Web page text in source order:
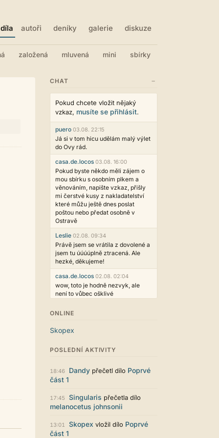
díla autoři deníky galerie diskuze
založená mluvená mini sbírky
CHAT −
Pokud chcete vložit nějaký
vzkaz, musíte se přihlásit.
puero 03.08. 22:15
Já si v tom hicu udělám malý výlet
do Ovy rád.
casa.de.locos 03.08. 16:00
Pokud byste někdo měli zájem o
mou sbírku s osobním plkem a
věnováním, napište vzkaz, přišly
mi čerstvé kusy z nakladatelství
které můžu ještě dnes poslat
poštou nebo předat osobně v
Ostravě
Leslie 02.08. 09:34
Právě jsem se vrátila z dovolené a
jsem tu úúúúplně ztracená. Ale
hezké, děkujeme!
casa.de.locos 02.08. 02:04
wow, toto je hodně nezvyk, ale
není to vůbec ošklivé
Už i počet přečtení jde vidět,
myslím také už v pořádku,
Líbí se mi tmavá varianta nového
vzhledu. Na některých místech
jsou sice mezi prvky příliš velké
určitě to půjde upravit místním
stylem... Celkově je styl dobře
puero
ONLINE
Skopex
POSLEDNÍ AKTIVITY
18:46 Dandy přečetl dílo Poprvé
část 1
17:45 Singularis přečetla dílo
melanocetus johnsonii
13:01 Skopex vložil dílo Poprvé
část 1